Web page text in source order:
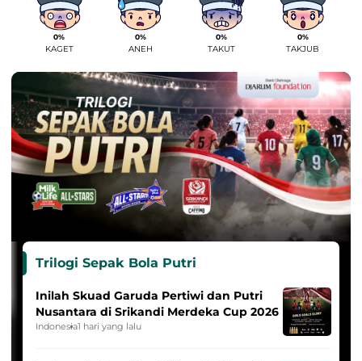
0%
KAGET
0%
ANEH
0%
TAKUT
0%
TAKJUB
Trilogi Sepak Bola Putri
Inilah Skuad Garuda Pertiwi dan Putri
Nusantara di Srikandi Merdeka Cup 2026
Indonesia1 hari yang lalu